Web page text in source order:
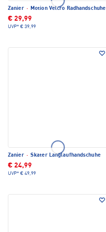
Zanier · Motion Velcro Radhandschuhe
€ 29,99
UVP* € 39,99
Zanier · Skater Langlaufhandschuhe
€ 24,99
UVP* € 49,99